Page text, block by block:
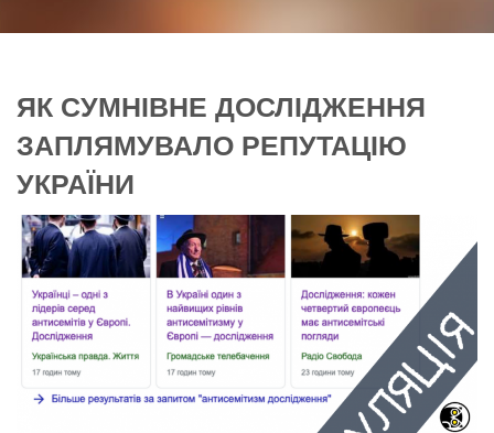
ЯК СУМНІВНЕ ДОСЛІДЖЕННЯ
ЗАПЛЯМУВАЛО РЕПУТАЦІЮ
УКРАЇНИ